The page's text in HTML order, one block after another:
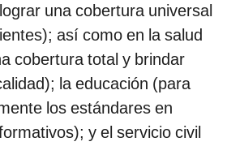
una cobertura universal
así como en la salud
cobertura total y brindar
la educación (para
los estándares en
y el servicio civil